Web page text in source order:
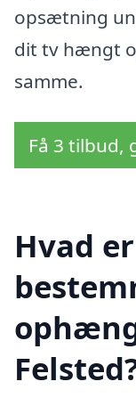
opsætning
dit tv hængt
samme.
Få 3 tilbud,
Hvad